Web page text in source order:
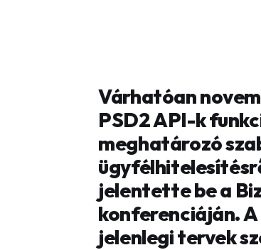
Várhatóan
PSD2 API-k
meghatározó
jelentette be a
konferenciáján.
jelenlegi tervek